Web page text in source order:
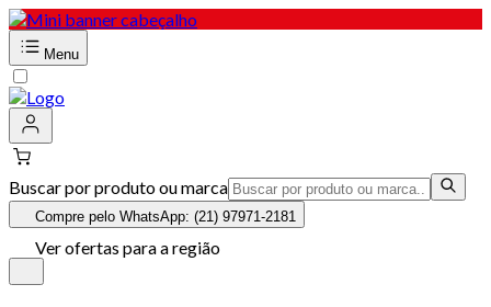
Menu
Buscar por produto ou marca
Compre pelo WhatsApp: (21) 97971-2181
Ver ofertas para a região